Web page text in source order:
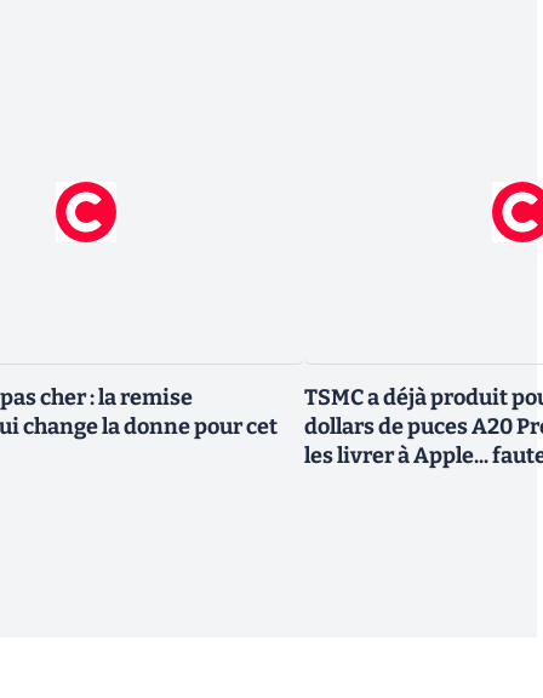
cher : la remise
change la donne pour cet
TSMC a déjà produit
dollars de puces A20
les livrer à Apple...